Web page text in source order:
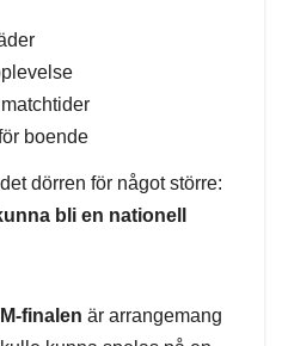
boende
dörren för något större:
bli en nationell
finalen är arrangemang